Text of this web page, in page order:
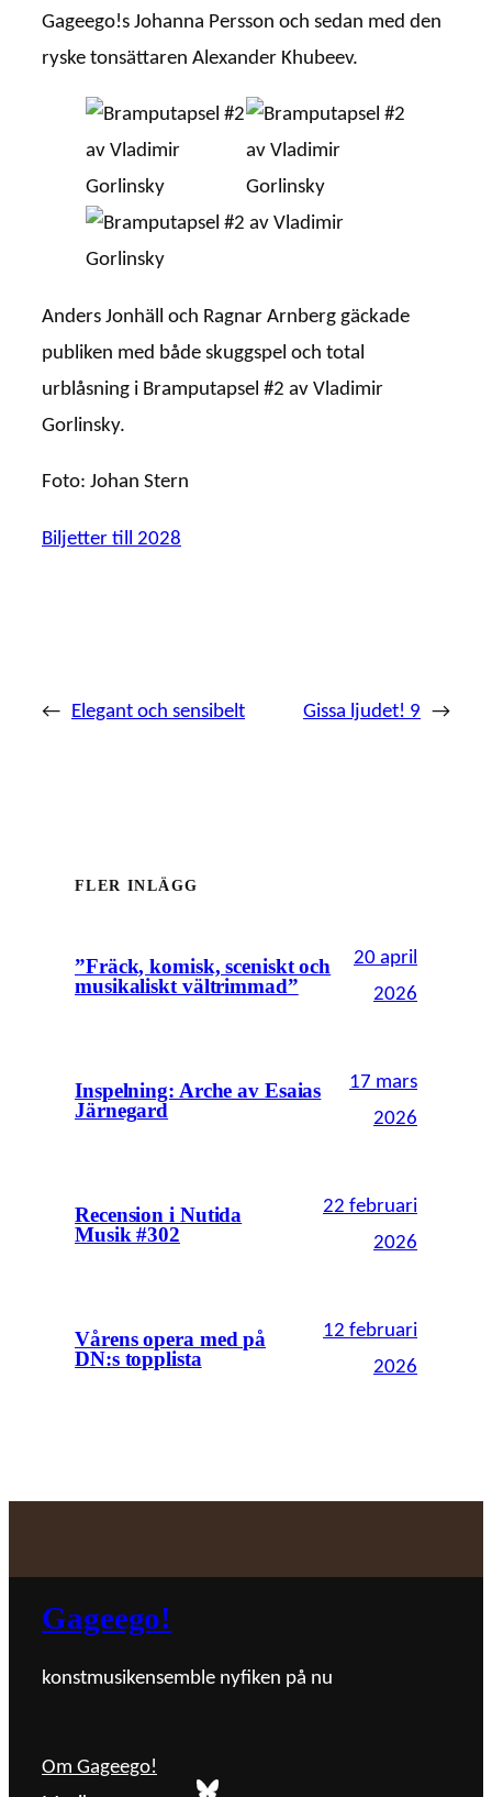
Gageego!s Johanna Persson och sedan med den
ryske tonsättaren Alexander Khubeev.
Anders Jonhäll och Ragnar Arnberg gäckade
publiken med både skuggspel och total
urblåsning i Bramputapsel #2 av Vladimir
Gorlinsky.
Foto: Johan Stern
Biljetter till 2028
← Elegant och sensibelt Gissa ljudet! 9 →
FLER INLÄGG
”Fräck, komisk, sceniskt och
musikaliskt vältrimmad”
20 april
2026
Inspelning: Arche av Esaias
Järnegard
17 mars
2026
Recension i Nutida
Musik #302
22 februari
2026
Vårens opera med på
DN:s topplista
12 februari
2026
Gageego!
konstmusikensemble nyfiken på nu
Om Gageego!
Bluesky